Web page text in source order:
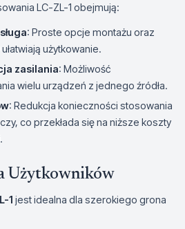
LC-ZL-1 obejmują:
: Proste opcje montażu oraz
użytkowanie.
zasilania: Możliwość
wielu urządzeń z jednego źródła.
: Redukcja konieczności stosowania
co przekłada się na niższe koszty
Użytkowników
1 jest idealna dla szerokiego grona